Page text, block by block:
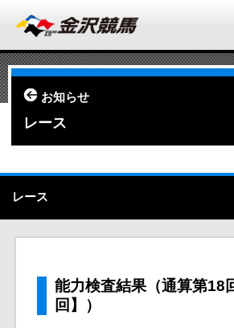
お知らせ
レース
レース
能力検査結果（通算第18
回】）